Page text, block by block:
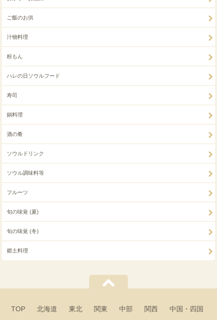
ご飯のお供
汁物料理
粉もん
ハレの日ソウルフード
寿司
鍋料理
酒の肴
ソウルドリンク
ソウル調味料等
フルーツ
旬の味覚 (夏)
旬の味覚 (冬)
郷土料理
TOP 北海道 東北 関東 中部 関西 中国・四国